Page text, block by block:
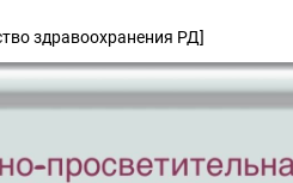
здравоохранения РД]